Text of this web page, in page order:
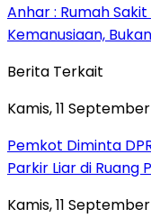
Anhar : Rumah
Kemanusiaan,
Berita Terkait
Kamis, 11
Pemkot Diminta
Parkir Liar di Ruang
Kamis, 11